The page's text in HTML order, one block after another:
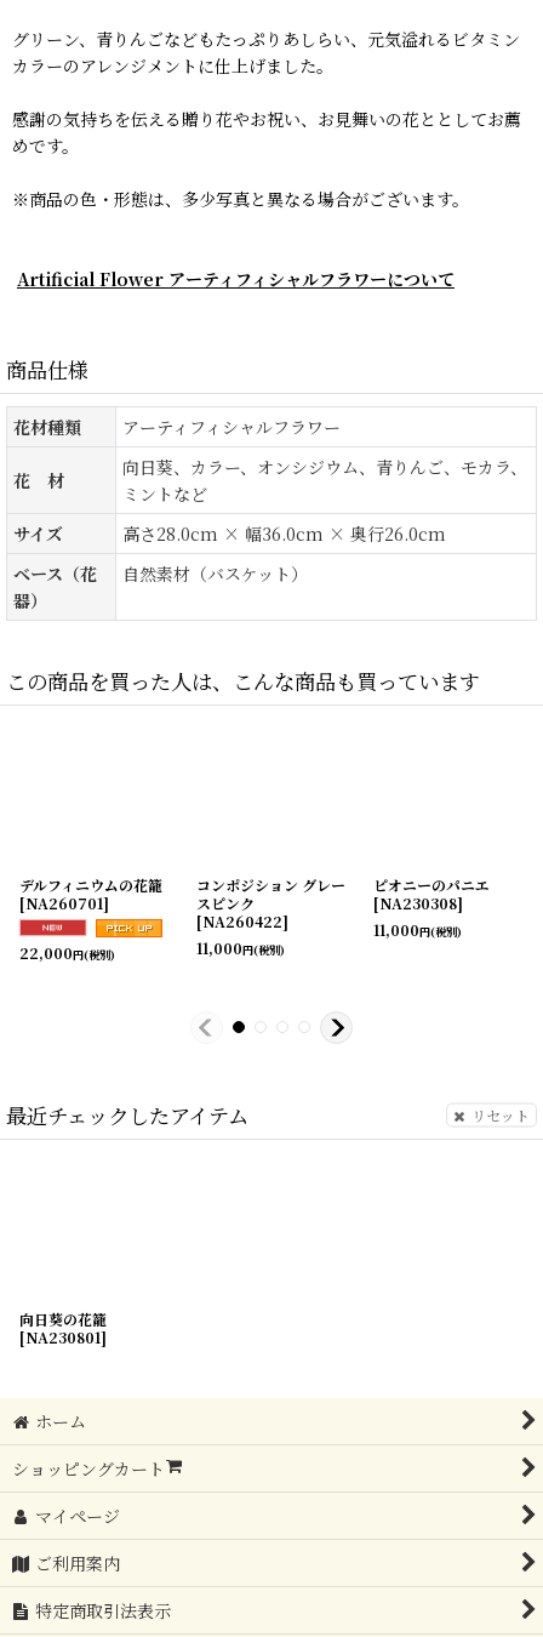
グリーン、青りんごなどもたっぷりあしらい、元気溢れるビタミン
カラーのアレンジメントに仕上げました。
感謝の気持ちを伝える贈り花やお祝い、お見舞いの花ととしてお薦
めです。
※商品の色・形態は、多少写真と異なる場合がございます。
Artificial Flower アーティフィシャルフラワーについて
商品仕様
花材種類 アーティフィシャルフラワー
花 材
向日葵、カラー、オンシジウム、青りんご、モカラ、
ミントなど
サイズ
高さ28.0cm × 幅36.0cm × 奥行26.0cm
ベース（花
器）
自然素材（バスケット）
この商品を買った人は、こんな商品も買っています
デルフィニウムの花籠
[NA260701]
22,000円(税別)
コンポジション グレー
スピンク
[NA260422]
11,000円(税別)
ピオニーのパニエ
[NA230308]
11,000円(税別)
最近チェックしたアイテム リセット
向日葵の花籠
[NA230801]
ホーム
ショッピングカート
マイページ
ご利用案内
特定商取引法表示